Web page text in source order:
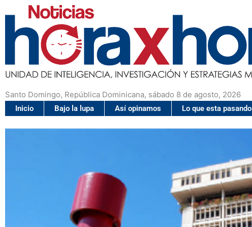
Santo Domingo, República Dominicana, sábado 8 de agosto, 2026
Inicio Bajo la lupa Así opinamos Lo que esta pasando